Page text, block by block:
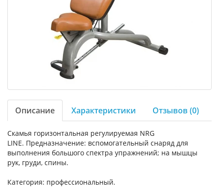
Описание Характеристики Отзывов (0)
Скамья горизонтальная регулируемая NRG
LINE. Предназначение: вспомогательный снаряд для
выполнения большого спектра упражнений; на мышцы
рук, груди, спины.
Категория: профессиональный.